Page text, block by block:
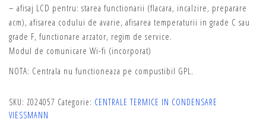
– afisaj LCD pentru: starea functionarii (flacara, incalzire, preparare
acm), afisarea codului de avarie, afisarea temperaturii in grade C sau
grade F, functionare arzator, regim de service.
Modul de comunicare Wi-fi (incorporat)
NOTA: Centrala nu functioneaza pe compustibil GPL.
SKU: Z024057 Categorie: CENTRALE TERMICE IN CONDENSARE
VIESSMANN